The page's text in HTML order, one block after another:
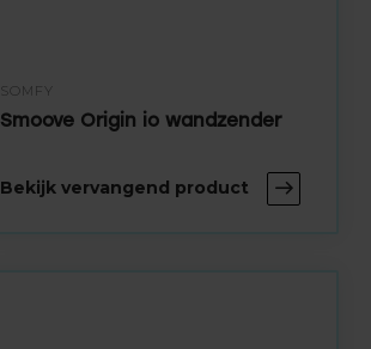
SOMFY
Smoove Origin io wandzender
Bekijk vervangend product